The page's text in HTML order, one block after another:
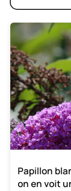
Papillon
on en voit